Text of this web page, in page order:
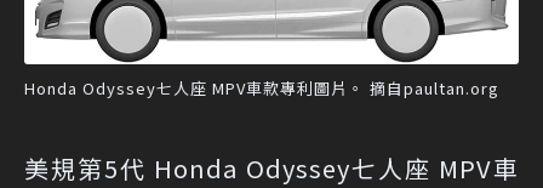
Honda Odyssey七人座 MPV車款專利圖片。 摘自paultan.org
美規第5代 Honda Odyssey七人座 MPV車